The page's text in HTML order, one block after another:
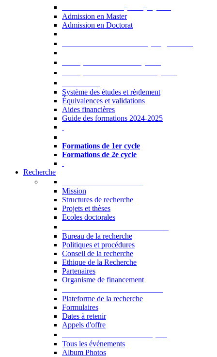
Admission en Master
Admission en Doctorat
Système des études et règlement
Équivalences et validations
Aides financières
Guide des formations 2024-2025
Formations de 1er cycle
Formations de 2e cycle
Recherche
Mission
Structures de recherche
Projets et thèses
Ecoles doctorales
Bureau de la recherche
Politiques et procédures
Conseil de la recherche
Ethique de la Recherche
Partenaires
Organisme de financement
Plateforme de la recherche
Formulaires
Dates à retenir
Appels d'offre
Tous les événements
Album Photos